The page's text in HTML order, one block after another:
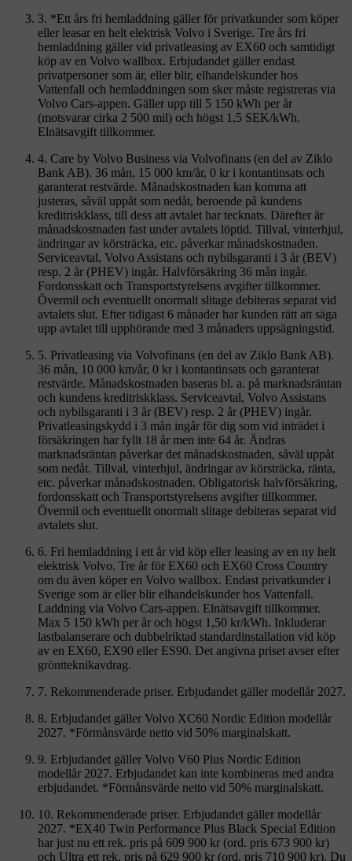
3. *Ett års fri hemladdning gäller för privatkunder som köper
eller leasar en helt elektrisk Volvo i Sverige. Tre års fri
hemladdning gäller vid privatleasing av EX60 och samtidigt
köp av en Volvo wallbox. Erbjudandet gäller endast
privatpersoner som är, eller blir, elhandelskunder hos
Vattenfall och hemladdningen som sker måste registreras via
Volvo Cars-appen. Gäller upp till 5 150 kWh per år
(motsvarar cirka 2 500 mil) och högst 1,5 SEK/kWh.
Elnätsavgift tillkommer.
4. Care by Volvo Business via Volvofinans (en del av Ziklo
Bank AB). 36 mån, 15 000 km/år, 0 kr i kontantinsats och
garanterat restvärde. Månadskostnaden kan komma att
justeras, såväl uppåt som nedåt, beroende på kundens
kreditriskklass, till dess att avtalet har tecknats. Därefter är
månadskostnaden fast under avtalets löptid. Tillval, vinterhjul,
ändringar av körsträcka, etc. påverkar månadskostnaden.
Serviceavtal, Volvo Assistans och nybilsgaranti i 3 år (BEV)
resp. 2 år (PHEV) ingår. Halvförsäkring 36 mån ingår.
Fordonsskatt och Transportstyrelsens avgifter tillkommer.
Övermil och eventuellt onormalt slitage debiteras separat vid
avtalets slut. Efter tidigast 6 månader har kunden rätt att säga
upp avtalet till upphörande med 3 månaders uppsägningstid.
5. Privatleasing via Volvofinans (en del av Ziklo Bank AB).
36 mån, 10 000 km/år, 0 kr i kontantinsats och garanterat
restvärde. Månadskostnaden baseras bl. a. på marknadsräntan
och kundens kreditriskklass. Serviceavtal, Volvo Assistans
och nybilsgaranti i 3 år (BEV) resp. 2 år (PHEV) ingår.
Privatleasingskydd i 3 mån ingår för dig som vid inträdet i
försäkringen har fyllt 18 år men inte 64 år. Ändras
marknadsräntan påverkar det månadskostnaden, såväl uppåt
som nedåt. Tillval, vinterhjul, ändringar av körsträcka, ränta,
etc. påverkar månadskostnaden. Obligatorisk halvförsäkring,
fordonsskatt och Transportstyrelsens avgifter tillkommer.
Övermil och eventuellt onormalt slitage debiteras separat vid
avtalets slut.
6. Fri hemladdning i ett år vid köp eller leasing av en ny helt
elektrisk Volvo. Tre år för EX60 och EX60 Cross Country
om du även köper en Volvo wallbox. Endast privatkunder i
Sverige som är eller blir elhandelskunder hos Vattenfall.
Laddning via Volvo Cars-appen. Elnätsavgift tillkommer.
Max 5 150 kWh per år och högst 1,50 kr/kWh. Inkluderar
lastbalanserare och dubbelriktad standardinstallation vid köp
av en EX60, EX90 eller ES90. Det angivna priset avser efter
gröntteknikavdrag.
7. Rekommenderade priser. Erbjudandet gäller modellår 2027.
8. Erbjudandet gäller Volvo XC60 Nordic Edition modellår
2027. *Förmånsvärde netto vid 50% marginalskatt.
9. Erbjudandet gäller Volvo V60 Plus Nordic Edition
modellår 2027. Erbjudandet kan inte kombineras med andra
erbjudandet. *Förmånsvärde netto vid 50% marginalskatt.
10. Rekommenderade priser. Erbjudandet gäller modellår
2027. *EX40 Twin Performance Plus Black Special Edition
har just nu ett rek. pris på 609 900 kr (ord. pris 673 900 kr)
och Ultra ett rek. pris på 629 900 kr (ord. pris 710 900 kr). Du